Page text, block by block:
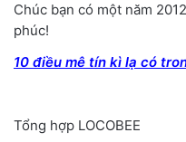
Chúc bạn có một năm
phúc!
10 điều mê tín kì lạ có
Tổng hợp LOCOBEE